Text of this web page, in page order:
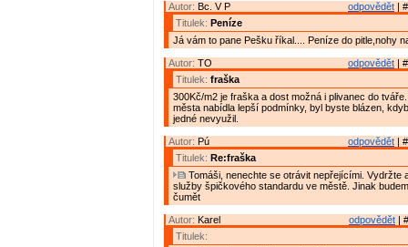
odpovědět |
Autor: Bc. V P
Titulek: Peníze
Já vám to pane Pešku říkal.... Peníze do pitle,nohy
odpovědět |
Autor: TO
Titulek: fraška
300Kč/m2 je fraška a dost možná i plivanec do
města nabídla lepší podmínky, byl byste blázen,
jedné nevyužil.
odpovědět |
Autor: Pú
Titulek: Re:fraška
Tomáši, nenechte se otrávit nepřejícími. Vydržte
služby špičkového standardu ve městě. Jinak
čumět
odpovědět |
Autor: Karel
Titulek: